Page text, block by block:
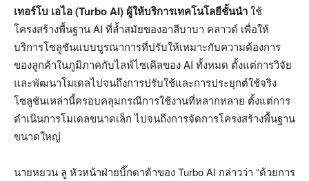
เทอร์โบ เอไอ (Turbo AI) ผู้ให้บริการเทคโนโลยีชั้นนำใช้
โครงสร้างพื้นฐาน AI ที่ล้ำสมัยของอาลีบาบา คลาวด์ เพื่อให้
บริการโซลูชันแบบบูรณาการที่ปรับให้เหมาะกับความต้องการ
ของลูกค้าในภูมิภาคกับไลฟ์ไซเคิลของ AI ทั้งหมด ตั้งแต่การวิจัย
และพัฒนาโมเดลไปจนถึงการปรับใช้และการประยุกต์ใช้จริง
โซลูชันเหล่านี้ครอบคลุมกรณีการใช้งานที่หลากหลาย ตั้งแต่การ
ดำเนินการโมเดลขนาดเล็ก ไปจนถึงการจัดการโครงสร้างพื้นฐาน
ขนาดใหญ่
นายหยวน ลู หัวหน้าฝ่ายบิ๊กดาต้าของ Turbo AI กล่าวว่า “ด้วยการ